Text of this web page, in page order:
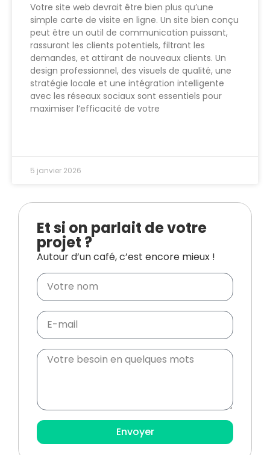
Votre site web devrait être bien plus qu’une
simple carte de visite en ligne. Un site bien conçu
peut être un outil de communication puissant,
rassurant les clients potentiels, filtrant les
demandes, et attirant de nouveaux clients. Un
design professionnel, des visuels de qualité, une
stratégie locale et une intégration intelligente
avec les réseaux sociaux sont essentiels pour
maximiser l’efficacité de votre
5 janvier 2026
Et si on parlait de votre
projet ?
Autour d’un café, c’est encore mieux !
Envoyer